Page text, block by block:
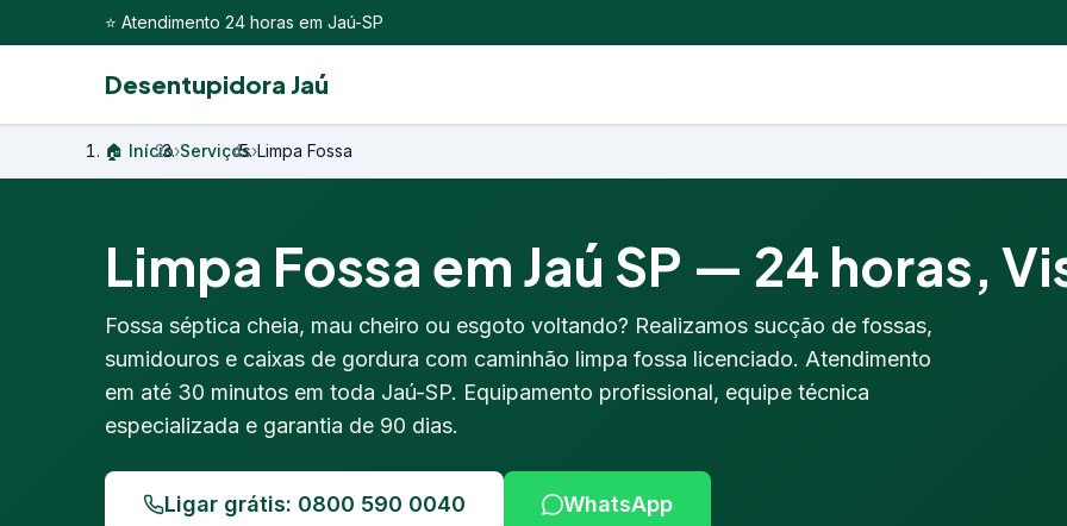
⭐ Atendimento 24 horas em Jaú-SP
Desentupidora Jaú
🏠 Início›Serviços›Limpa Fossa
Limpa Fossa em Jaú SP — 24 horas,
Fossa séptica cheia, mau cheiro ou esgoto voltando? Realizamos sucção de fossas,
sumidouros e caixas de gordura com caminhão limpa fossa licenciado. Atendimento
em até 30 minutos em toda Jaú-SP. Equipamento profissional, equipe técnica
especializada e garantia de 90 dias.
Ligar grátis: 0800 590 0040 WhatsApp